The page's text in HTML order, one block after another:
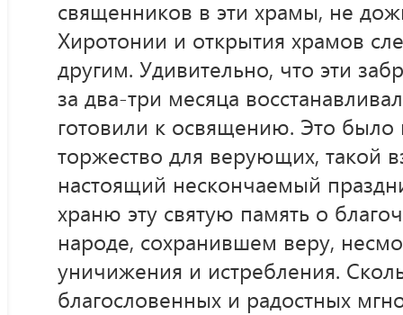
священников в эти храмы, не
Хиротонии и открытия храмов
другим. Удивительно, что эти
за два-три месяца
готовили к освящению. Это было
торжество для верующих, такой
настоящий нескончаемый
храню эту святую память о
народе, сохранившем веру,
уничижения и истребления.
благословенных и радостных